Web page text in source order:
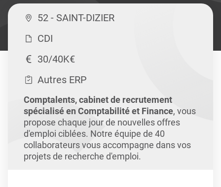
52 - SAINT-DIZIER
CDI
30/40K€
Autres ERP
Comptalents, cabinet de recrutement
spécialisé en Comptabilité et Finance, vous
propose chaque jour de nouvelles offres
d'emploi ciblées. Notre équipe de 40
collaborateurs vous accompagne dans vos
projets de recherche d'emploi.